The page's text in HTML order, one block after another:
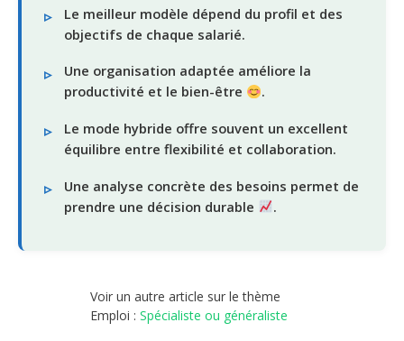
Le meilleur modèle dépend du profil et des
objectifs de chaque salarié.
Une organisation adaptée améliore la
productivité et le bien-être
.
Le mode hybride offre souvent un excellent
équilibre entre flexibilité et collaboration.
Une analyse concrète des besoins permet de
prendre une décision durable
.
Voir un autre article sur le thème
Emploi : Spécialiste ou généraliste